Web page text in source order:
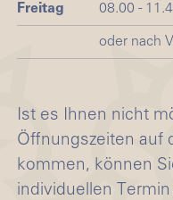
Freitag 08.00 -
oder nach
Ist es Ihnen nicht
Öffnungszeiten auf
kommen, können
individuellen